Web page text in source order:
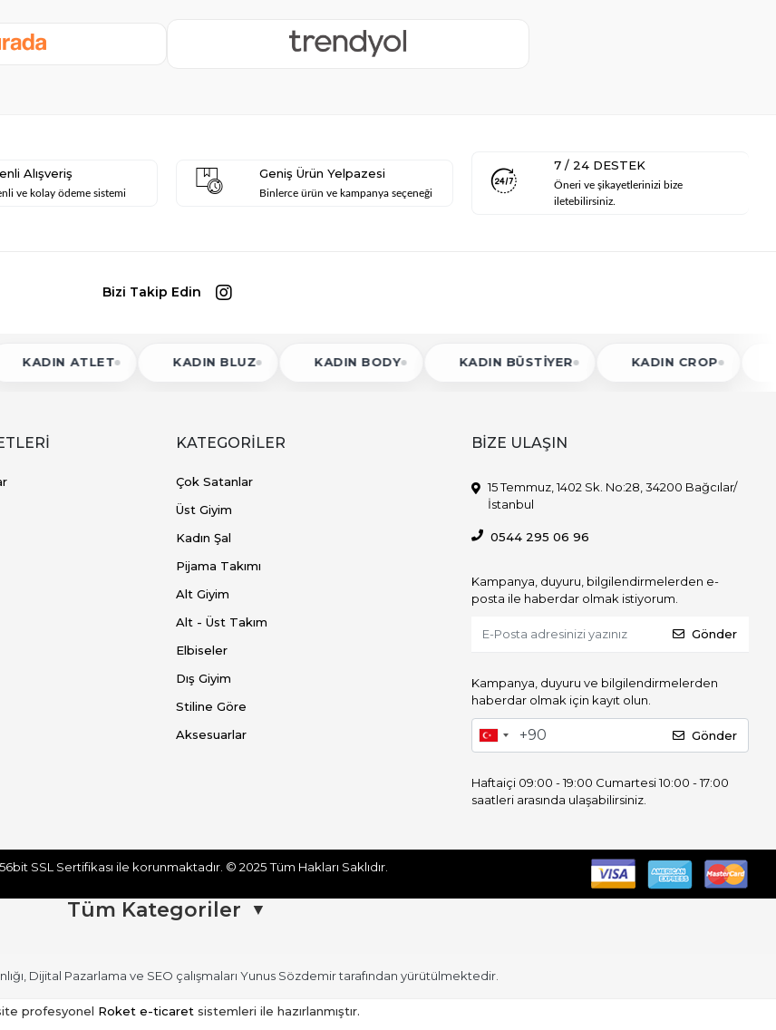
Alışveriş
ve kolay ödeme sistemi
Geniş Ürün Yelpazesi
Binlerce ürün ve kampanya seçeneği
7 / 24 DESTEK
Öneri ve şikayetlerinizi bize
iletebilirsiniz.
Bizi Takip Edin
KADIN BLUZ KADIN BODY KADIN BÜSTIYER KADIN CROP KADIN
KATEGORİLER
Çok Satanlar
Üst Giyim
Kadın Şal
Pijama Takımı
Alt Giyim
Alt - Üst Takım
Elbiseler
Dış Giyim
Stiline Göre
Aksesuarlar
BİZE ULAŞIN
15 Temmuz, 1402 Sk. No:28, 34200 Bağcılar/
İstanbul
0544 295 06 96
Kampanya, duyuru, bilgilendirmelerden e-
posta ile haberdar olmak istiyorum.
Gönder
Kampanya, duyuru ve bilgilendirmelerden
haberdar olmak için kayıt olun.
Gönder
Haftaiçi 09:00 - 19:00 Cumartesi 10:00 - 17:00
saatleri arasında ulaşabilirsiniz.
SSL Sertifikası ile korunmaktadır. © 2025Tüm Hakları Saklıdır.
Tüm Kategoriler ▼
Giyim
Etek
Elbiseler
Kadın Elbise
Dış Giyim
Dijital Pazarlama ve SEO çalışmaları Yunus Sözdemirtarafından yürütülmektedir.
profesyonel Roket e-ticaretsistemleri ile hazırlanmıştır.